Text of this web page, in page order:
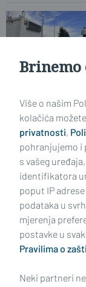
Impressum
Politika kolačića
Oglašavanje
Više o našim
kolačića
privatnosti,
pohranjujemo i
s vašeg
identifikatora
poput IP
podataka u
mjerenja
postavke u
Pravilima o
Neki partneri